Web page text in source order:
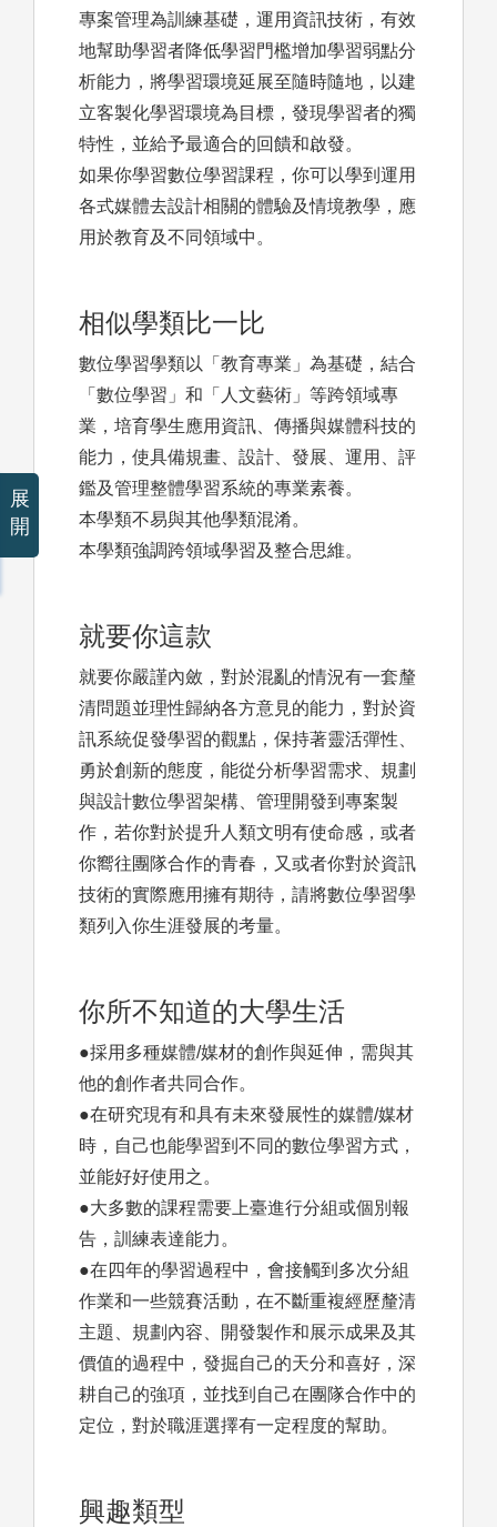
專案管理為訓練基礎，運用資訊技術，有效
地幫助學習者降低學習門檻增加學習弱點分
析能力，將學習環境延展至隨時隨地，以建
立客製化學習環境為目標，發現學習者的獨
特性，並給予最適合的回饋和啟發。
如果你學習數位學習課程，你可以學到運用
各式媒體去設計相關的體驗及情境教學，應
用於教育及不同領域中。
相似學類比一比
數位學習學類以「教育專業」為基礎，結合
「數位學習」和「人文藝術」等跨領域專
業，培育學生應用資訊、傳播與媒體科技的
能力，使具備規畫、設計、發展、運用、評
鑑及管理整體學習系統的專業素養。
本學類不易與其他學類混淆。
本學類強調跨領域學習及整合思維。
就要你這款
就要你嚴謹內斂，對於混亂的情況有一套釐
清問題並理性歸納各方意見的能力，對於資
訊系統促發學習的觀點，保持著靈活彈性、
勇於創新的態度，能從分析學習需求、規劃
與設計數位學習架構、管理開發到專案製
作，若你對於提升人類文明有使命感，或者
你嚮往團隊合作的青春，又或者你對於資訊
技術的實際應用擁有期待，請將數位學習學
類列入你生涯發展的考量。
你所不知道的大學生活
●採用多種媒體/媒材的創作與延伸，需與其
他的創作者共同合作。
●在研究現有和具有未來發展性的媒體/媒材
時，自己也能學習到不同的數位學習方式，
並能好好使用之。
●大多數的課程需要上臺進行分組或個別報
告，訓練表達能力。
●在四年的學習過程中，會接觸到多次分組
作業和一些競賽活動，在不斷重複經歷釐清
主題、規劃內容、開發製作和展示成果及其
價值的過程中，發掘自己的天分和喜好，深
耕自己的強項，並找到自己在團隊合作中的
定位，對於職涯選擇有一定程度的幫助。
興趣類型
展
開